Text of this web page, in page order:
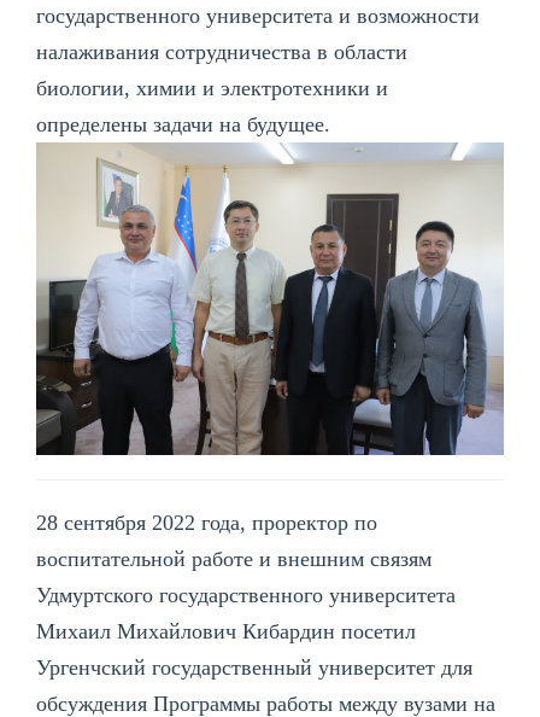
государственного университета и возможности
налаживания сотрудничества в области
биологии, химии и электротехники и
определены задачи на будущее.
28 сентября 2022 года, проректор по
воспитательной работе и внешним связям
Удмуртского государственного университета
Михаил Михайлович Кибардин посетил
Ургенчский государственный университет для
обсуждения Программы работы между вузами на